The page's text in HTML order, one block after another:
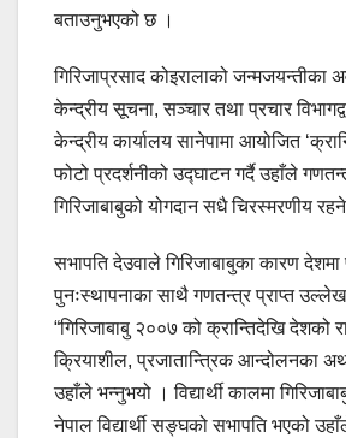
बताउनुभएको छ ।
गिरिजाप्रसाद कोइरालाको जन्मजयन्तीका
केन्द्रीय सूचना, सञ्चार तथा प्रचार
केन्द्रीय कार्यालय सानेपामा आयोजित
फोटो प्रदर्शनीको उद्घाटन गर्दै उहाँले
गिरिजाबाबुको योगदान सधै चिरस्मरणीय
सभापति देउवाले गिरिजाबाबुका कारण देशमा
पुनःस्थापनाका साथै गणतन्त्र प्राप्त उल्लेख
“गिरिजाबाबु २००७ को क्रान्तिदेखि देशको
क्रियाशील, प्रजातान्त्रिक आन्दोलनका
उहाँले भन्नुभयो । विद्यार्थी कालमा
नेपाल विद्यार्थी सङ्घको सभापति भएको